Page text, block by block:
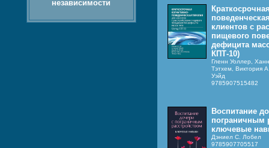
независимости
клиентов с
пищевого
дефицита
КПТ-10)
Гленн Уоллер,
Тэтхем, Виктория
Уэйд
9785907515482
Воспитание
пограничным
ключевые
Дэниел С. Лобел
9785907705517